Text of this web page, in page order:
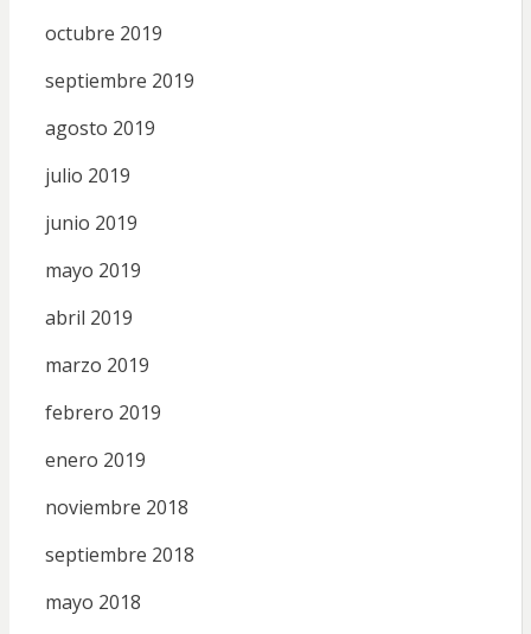
octubre 2019
septiembre 2019
agosto 2019
julio 2019
junio 2019
mayo 2019
abril 2019
marzo 2019
febrero 2019
enero 2019
noviembre 2018
septiembre 2018
mayo 2018